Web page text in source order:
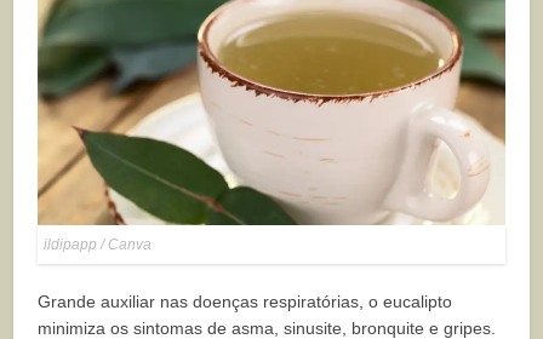
ildipapp / Canva
Grande auxiliar nas doenças respiratórias, o eucalipto
minimiza os sintomas de asma, sinusite, bronquite e gripes.